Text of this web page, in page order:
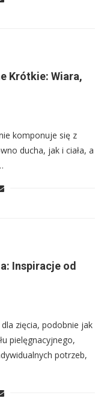
Krótkie: Wiara,
komponuje się z
ducha, jak i ciała, a
Inspiracje od
zięcia, podobnie jak
pielęgnacyjnego,
potrzeb,